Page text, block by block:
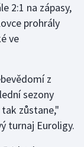
2:1 na zápasy,
prohrály
ve
z
sezony
zůstane,"
turnaj Euroligy.